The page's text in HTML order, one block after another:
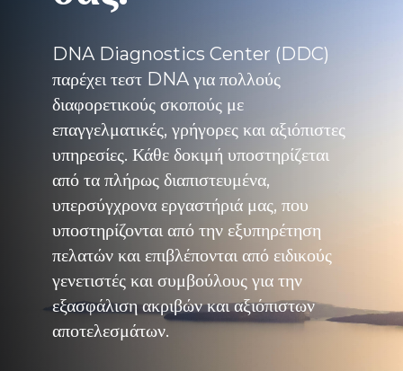
DNA Diagnostics Center (DDC)
παρέχει τεστ DNA για πολλούς
διαφορετικούς σκοπούς με
επαγγελματικές, γρήγορες και αξιόπιστες
υπηρεσίες. Κάθε δοκιμή υποστηρίζεται
από τα πλήρως διαπιστευμένα,
υπερσύγχρονα εργαστήριά μας, που
υποστηρίζονται από την εξυπηρέτηση
πελατών και επιβλέπονται από ειδικούς
γενετιστές και συμβούλους για την
εξασφάλιση ακριβών και αξιόπιστων
αποτελεσμάτων.